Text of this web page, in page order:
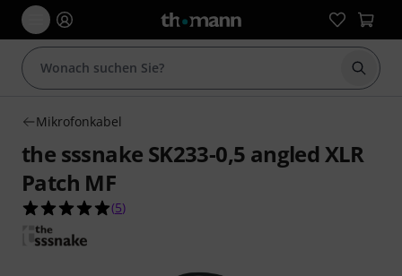
Suche
Mikrofonkabel
the sssnake SK233-0,5 angled XLR
Patch MF
5.0 von 5 Sternen aus 5 Kundenbewertungen
(5)